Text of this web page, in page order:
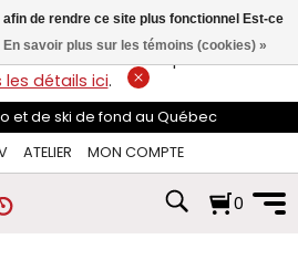
les commandes de plus de 74$*.
les détails ici.
et de ski de fond au Québec
ATELIER MON COMPTE
0
de rendre ce site plus fonctionnel Est-ce
En savoir plus sur les témoins (cookies) »